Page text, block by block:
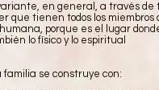
en general, a través de
que tienen todos los miembros
porque es el lugar
lo físico y lo espiritual
familia se construye con: